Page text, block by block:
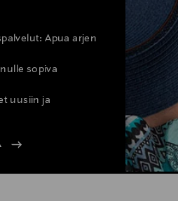
Apua arjen
sopiva
uusiin ja